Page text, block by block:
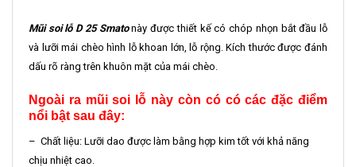
Mũi soi lỗ D 25 Smatonày được thiết kế có chóp nhọn bắt đầu lỗ
và lưỡi mái chèo hình lỗ khoan lớn, lỗ rộng. Kích thước được đánh
dấu rõ ràng trên khuôn mặt của mái chèo.
Ngoài ra mũi soi lỗ này còn có có các đặc điểm
nổi bật sau đây:
– Chất liệu: Lưỡi dao được làm bằng hợp kim tốt với khả năng
chịu nhiệt cao.